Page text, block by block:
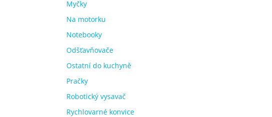
Myčky
Na motorku
Notebooky
Odšťavňovače
Ostatní do kuchyně
Pračky
Robotický vysavač
Rychlovarné konvice